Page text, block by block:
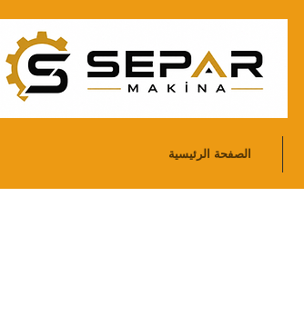
الصفحة الرئيسية